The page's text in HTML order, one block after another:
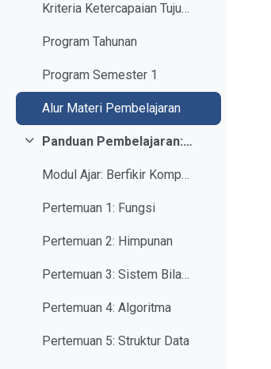
Kriteria Ketercapaian Tujuan Pembelajaran
Program Tahunan
Program Semester 1
Alur Materi Pembelajaran
Collapse
Panduan Pembelajaran: Berfikir Komputasional
Modul Ajar: Berfikir Komputasional
Pertemuan 1: Fungsi
Pertemuan 2: Himpunan
Pertemuan 3: Sistem Bilangan
Pertemuan 4: Algoritma
Pertemuan 5: Struktur Data